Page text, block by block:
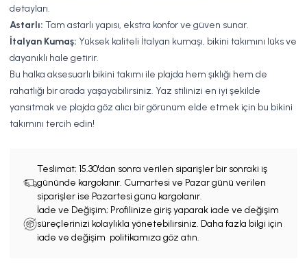
detayları.
Astarlı: Tam astarlı yapısı, ekstra konfor ve güven sunar.
İtalyan Kumaş: Yüksek kaliteli İtalyan kumaşı, bikini takımını lüks ve
dayanıklı hale getirir.
Bu halka aksesuarlı bikini takımı ile plajda hem şıklığı hem de
rahatlığı bir arada yaşayabilirsiniz. Yaz stilinizi en iyi şekilde
yansıtmak ve plajda göz alıcı bir görünüm elde etmek için bu bikini
takımını tercih edin!
Teslimat; 15.30'dan sonra verilen siparişler bir sonraki iş
gününde kargolanır. Cumartesi ve Pazar günü verilen
siparişler ise Pazartesi günü kargolanır.
İade ve Değişim; Profilinize giriş yaparak iade ve değişim
süreçlerinizi kolaylıkla yönetebilirsiniz. Daha fazla bilgi için
iade ve değişim politikamıza göz atın.